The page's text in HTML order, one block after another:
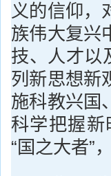
义的信仰，
族伟大复兴
技、人才以
列新思想新
施科教兴国
科学把握
“国之大者”